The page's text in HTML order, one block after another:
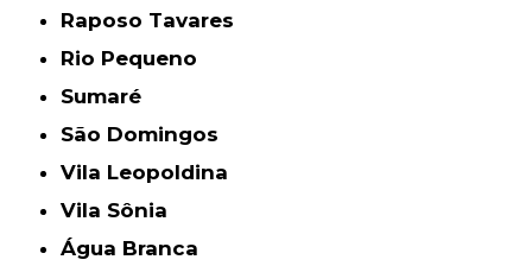
Raposo Tavares
Rio Pequeno
Sumaré
São Domingos
Vila Leopoldina
Vila Sônia
Água Branca